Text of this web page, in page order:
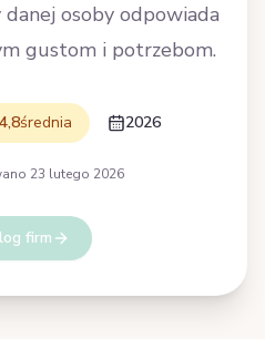
osoby odpowiada
gustom i potrzebom.
średnia 2026
23 lutego 2026
firm